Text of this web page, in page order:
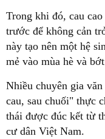
Trong khi đó, cau
trước để không cản
này tạo nên một hệ
mẻ vào mùa hè và
Nhiều chuyên gia
cau, sau chuối" thực
thái được đúc kết từ
cư dân Việt Nam.